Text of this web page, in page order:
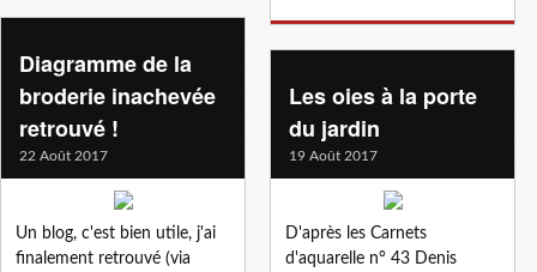
Diagramme de la
broderie inachevée
retrouvé !
22 Août 2017
Un blog, c'est bien utile, j'ai
finalement retrouvé (via
Les oies à la porte
du jardin
19 Août 2017
D'après les Carnets
d'aquarelle n° 43 Denis